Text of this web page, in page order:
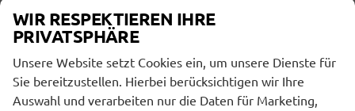
GETRIEBE
Schaltgetriebe
KRAFTSTOFF
Benzin
AUSSENFARBE
Nevada Weiß
WIR RESPEKTIEREN IHRE
PRIVATSPHÄRE
Unsere Website setzt Cookies ein, um unsere Dienste für
Sie bereitzustellen. Hierbei berücksichtigen wir Ihre
Auswahl und verarbeiten nur die Daten für Marketing,